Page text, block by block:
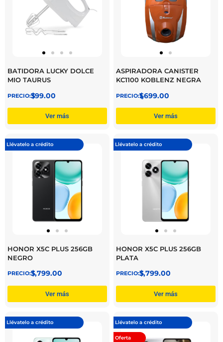
BATIDORA LUCKY DOLCE
MIO TAURUS
$
399.00
Ver más
ASPIRADORA CANISTER
KC1100 KOBLENZ NEGRA
$
1,699.00
Ver más
Llévatelo a crédito
HONOR X5C PLUS 256GB
NEGRO
$
3,799.00
Ver más
Llévatelo a crédito
HONOR X5C PLUS 256GB
PLATA
$
3,799.00
Ver más
Llévatelo a crédito Llévatelo a crédito
Oferta